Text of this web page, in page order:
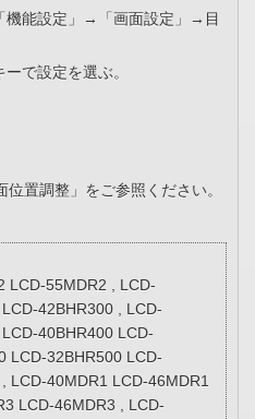
能設定」→「画面設定」→目
で設定を選ぶ。
置調整」をご参照ください。
LCD-55MDR2 , LCD-
42BHR300 , LCD-
40BHR400 LCD-
LCD-32BHR500 LCD-
LCD-40MDR1 LCD-46MDR1
LCD-46MDR3 , LCD-